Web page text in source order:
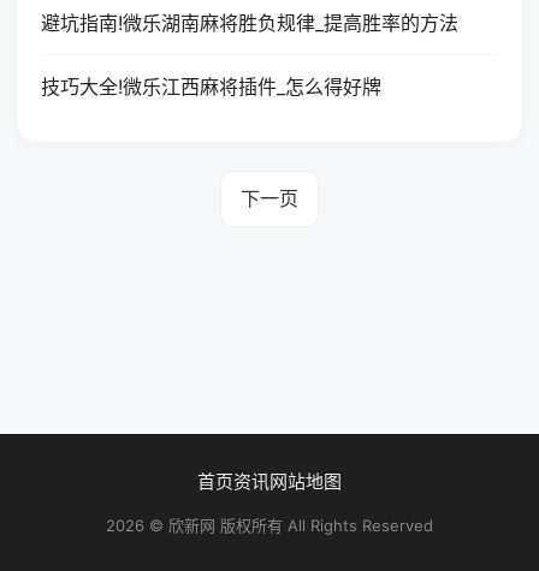
避坑指南!微乐湖南麻将胜负规律_提高胜率的方法
技巧大全!微乐江西麻将插件_怎么得好牌
下一页
首页资讯网站地图
2026 © 欣新网 版权所有 All Rights Reserved